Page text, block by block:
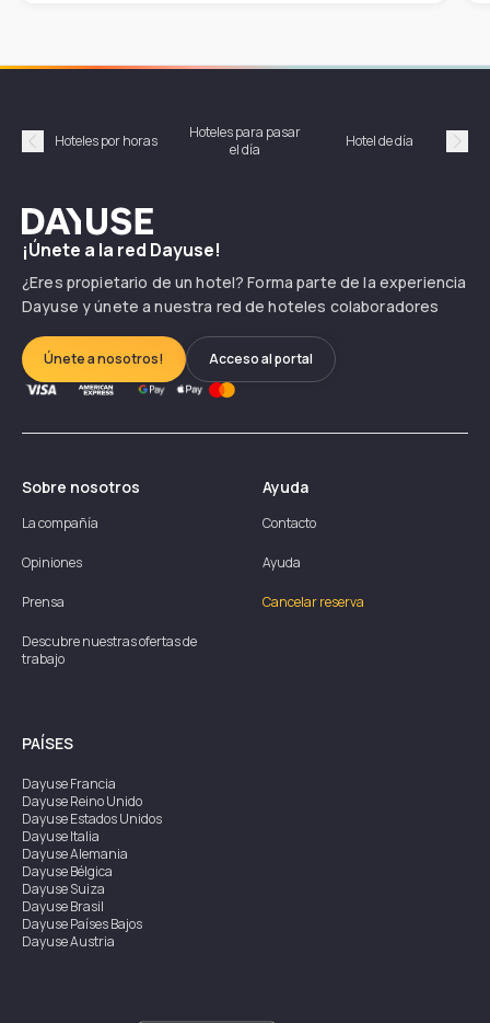
Précédent
Hoteles por horas
Hoteles para pasar
el día
Hotel de día
Dayuse
¡Únete a la red Dayuse!
¿Eres propietario de un hotel? Forma parte de la experiencia
Dayuse y únete a nuestra red de hoteles colaboradores
Únete a nosotros! Acceso al portal
Sobre nosotros
La compañía
Opiniones
Prensa
Descubre nuestras ofertas de
trabajo
Ayuda
Contacto
Ayuda
Cancelar reserva
PAÍSES
DayuseFrancia
DayuseReino Unido
DayuseEstados Unidos
DayuseItalia
DayuseAlemania
DayuseBélgica
DayuseSuiza
DayuseBrasil
DayusePaíses Bajos
DayuseAustria